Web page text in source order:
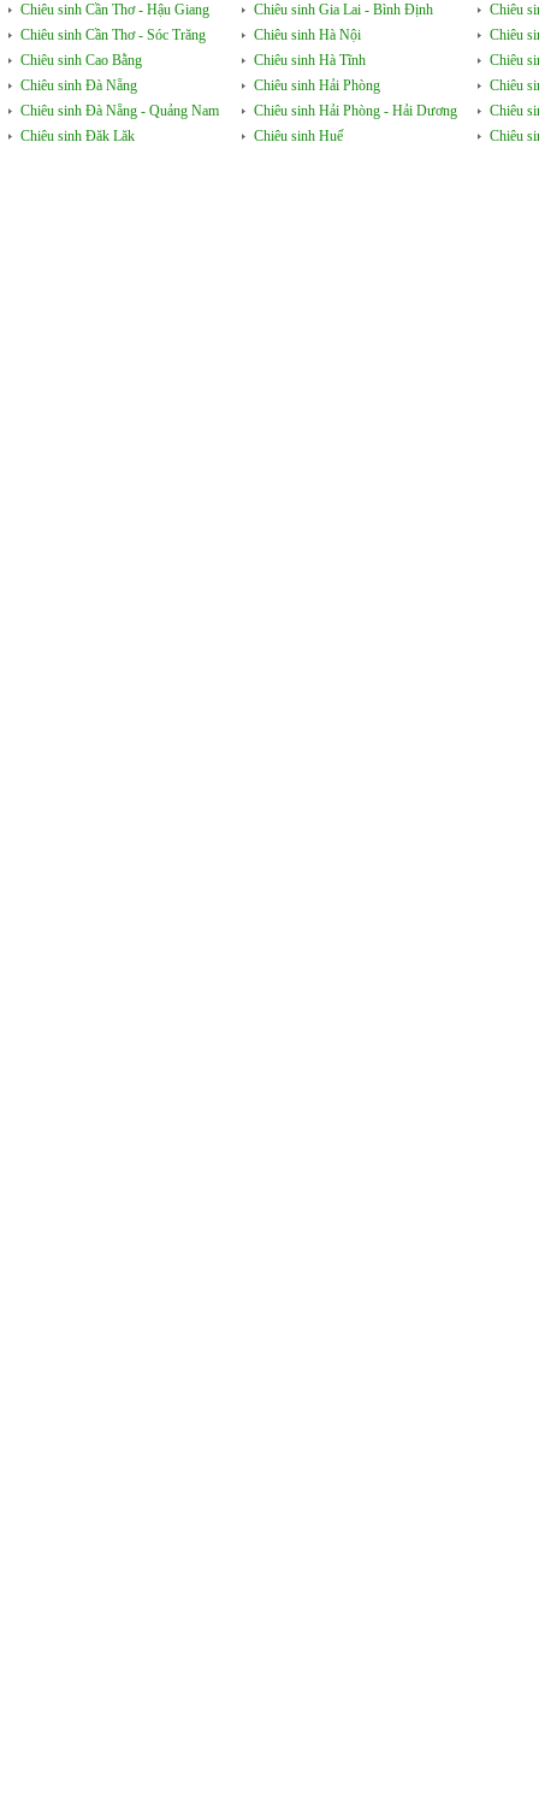
Chiêu sinh Cần Thơ - Hậu Giang
Chiêu sinh Cần Thơ - Sóc Trăng
Chiêu sinh Cao Bằng
Chiêu sinh Đà Nẵng
Chiêu sinh Đà Nẵng - Quảng Nam
Chiêu sinh Đăk Lăk
Chiêu sinh Gia Lai - Bình Định
Chiêu sinh Hà Nội
Chiêu sinh Hà Tĩnh
Chiêu sinh Hải Phòng
Chiêu sinh Hải Phòng - Hải Dương
Chiêu sinh Huế
Chiêu
Chiêu
Chiêu
Chiêu
Chiêu
Chiêu